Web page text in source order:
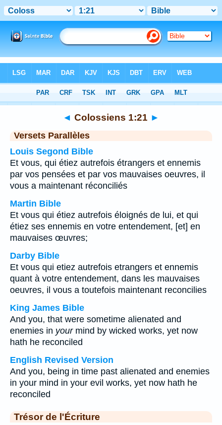
Chapitre 1 > Verset 21
◄ Colossiens 1:21 ►
Versets Parallèles
Louis Segond Bible
Et vous, qui étiez autrefois étrangers et ennemis
par vos pensées et par vos mauvaises oeuvres, il
vous a maintenant réconciliés
Martin Bible
Et vous qui étiez autrefois éloignés de lui, et qui
étiez ses ennemis en votre entendement, [et] en
mauvaises œuvres;
Darby Bible
Et vous qui etiez autrefois etrangers et ennemis
quant à votre entendement, dans les mauvaises
oeuvres, il vous a toutefois maintenant reconcilies
King James Bible
And you, that were sometime alienated and
enemies in yourmind by wicked works, yet now
hath he reconciled
English Revised Version
And you, being in time past alienated and enemies
in your mind in your evil works, yet now hath he
reconciled
Trésor de l'Écriture